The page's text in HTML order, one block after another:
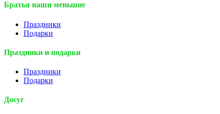
Братья наши меньшие
Праздники
Подарки
Праздники и подарки
Праздники
Подарки
Досуг